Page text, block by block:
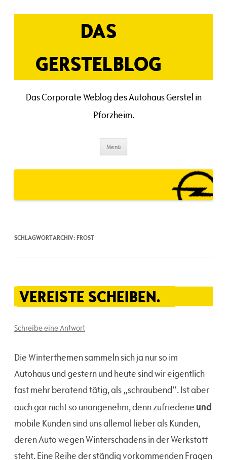
Inhalt
DAS
GERSTELBLOG
Das Corporate Weblog des Autohaus Gerstel in
Pforzheim.
Menü
SCHLAGWORTARCHIV:FROST
VEREISTE SCHEIBEN.
Schreibe eine Antwort
Die Winterthemen sammeln sich ja nur so im
Autohaus und gestern und heute sind wir eigentlich
fast mehr beratend tätig, als „schraubend“. Ist aber
auch gar nicht so unangenehm, denn zufriedeneund
mobile Kunden sind uns allemal lieber als Kunden,
deren Auto wegen Winterschadens in der Werkstatt
steht. Eine Reihe der ständig vorkommenden Fragen